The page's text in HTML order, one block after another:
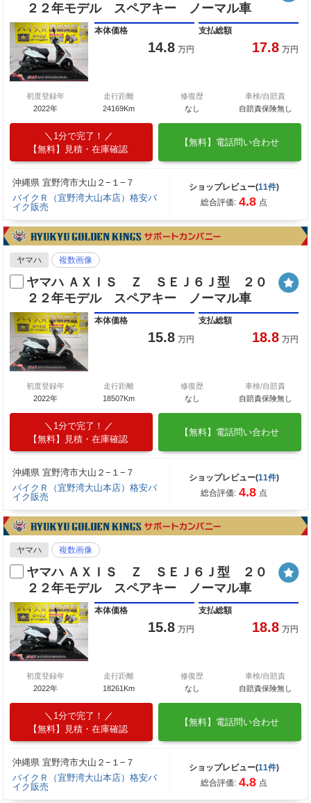
２２年モデル スペアキー ノーマル車
本体価格
14.8 万円
支払総額
17.8 万円
初度登録年
2022年
走行距離
24169Km
修復歴
なし
車検/自賠責
自賠責保険無し
1分で完了！
【無料】見積・在庫確認
【無料】電話問い合わせ
沖縄県 宜野湾市大山２−１−７
バイクＲ（宜野湾大山本店）格安バ
イク販売
ショップレビュー(11件)
総合評価: 4.8 点
ヤマハ 複数画像
ヤマハ ＡＸＩＳ Ｚ ＳＥＪ６Ｊ型 ２０
２２年モデル スペアキー ノーマル車
本体価格
15.8 万円
支払総額
18.8 万円
初度登録年
2022年
走行距離
18507Km
修復歴
なし
車検/自賠責
自賠責保険無し
1分で完了！
【無料】見積・在庫確認
【無料】電話問い合わせ
沖縄県 宜野湾市大山２−１−７
バイクＲ（宜野湾大山本店）格安バ
イク販売
ショップレビュー(11件)
総合評価: 4.8 点
ヤマハ 複数画像
ヤマハ ＡＸＩＳ Ｚ ＳＥＪ６Ｊ型 ２０
２２年モデル スペアキー ノーマル車
本体価格
15.8 万円
支払総額
18.8 万円
初度登録年
2022年
走行距離
18261Km
修復歴
なし
車検/自賠責
自賠責保険無し
1分で完了！
【無料】見積・在庫確認
【無料】電話問い合わせ
沖縄県 宜野湾市大山２−１−７
バイクＲ（宜野湾大山本店）格安バ
イク販売
ショップレビュー(11件)
総合評価: 4.8 点